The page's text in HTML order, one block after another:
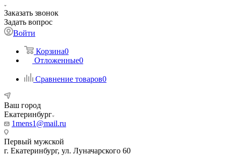
Заказать звонок
Задать вопрос
Войти
Корзина0
Отложенные0
Сравнение товаров0
Ваш город
Екатеринбург
1mens1@mail.ru
Первый мужской
г. Екатеринбург, ул. Луначарского 60